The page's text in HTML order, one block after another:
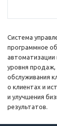
Система
программное
автоматизации
уровня продаж,
обслуживания
о клиентах и
и улучшения
результатов.